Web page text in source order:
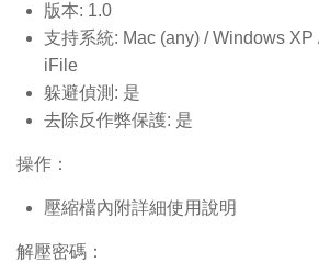
版本: 1.0
支持系統: Mac (any) / Windows XP
iFile
躲避偵測: 是
去除反作弊保護: 是
操作：
壓縮檔內附詳細使用說明
解壓密碼：